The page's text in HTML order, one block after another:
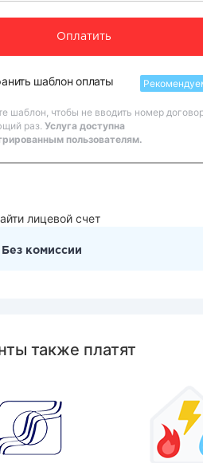
Оплатить
шаблон оплаты
шаблон, чтобы не вводить номер
раз. Услуга доступна
пользователям.
лицевой счет
Без комиссии
также платят